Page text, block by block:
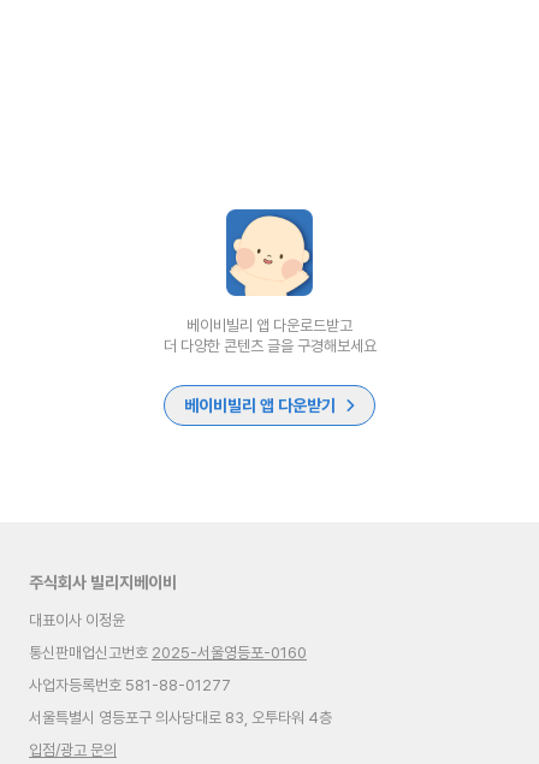
베이비빌리 앱 다운로드받고
더 다양한 콘텐츠 글을 구경해보세요
베이비빌리 앱 다운받기
주식회사 빌리지베이비
대표이사 이정윤
통신판매업신고번호 2025-서울영등포-0160
사업자등록번호 581-88-01277
서울특별시 영등포구 의사당대로 83, 오투타워 4층
입점/광고 문의